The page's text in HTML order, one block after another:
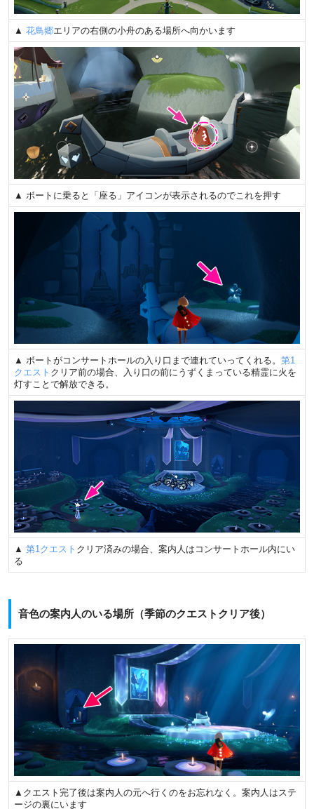
▲ 花鳥郷エリアの右側の小舟のある場所へ向かいます
▲ ボートに乗ると「座る」アイコンが表示されるのでこれを押す
▲ ボートがコンサートホールの入り口まで連れていってくれる。 第1
クエスト クリア前の場合、入り口の前にうずくまっている精霊に火を
灯すことで解放できる。
▲ 第1クエスト クリア済みの場合、案内人はコンサートホール内にい
る
音色の案内人のいる場所（季節のクエストクリア後）
▲クエスト完了後は案内人の元へ行くのをお忘れなく。案内人はステ
ージの裏にいます